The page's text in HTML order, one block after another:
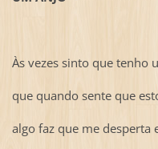
Às vezes sinto que tenho
que quando sente que
algo faz que me desperta